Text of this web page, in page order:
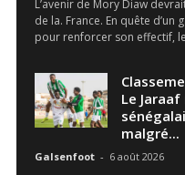
L’avenir de Mory Diaw
de la. France. En quête d’un
pour renforcer son effectif, le
Le
malgré...
Galsenfoot - 6 août 2026